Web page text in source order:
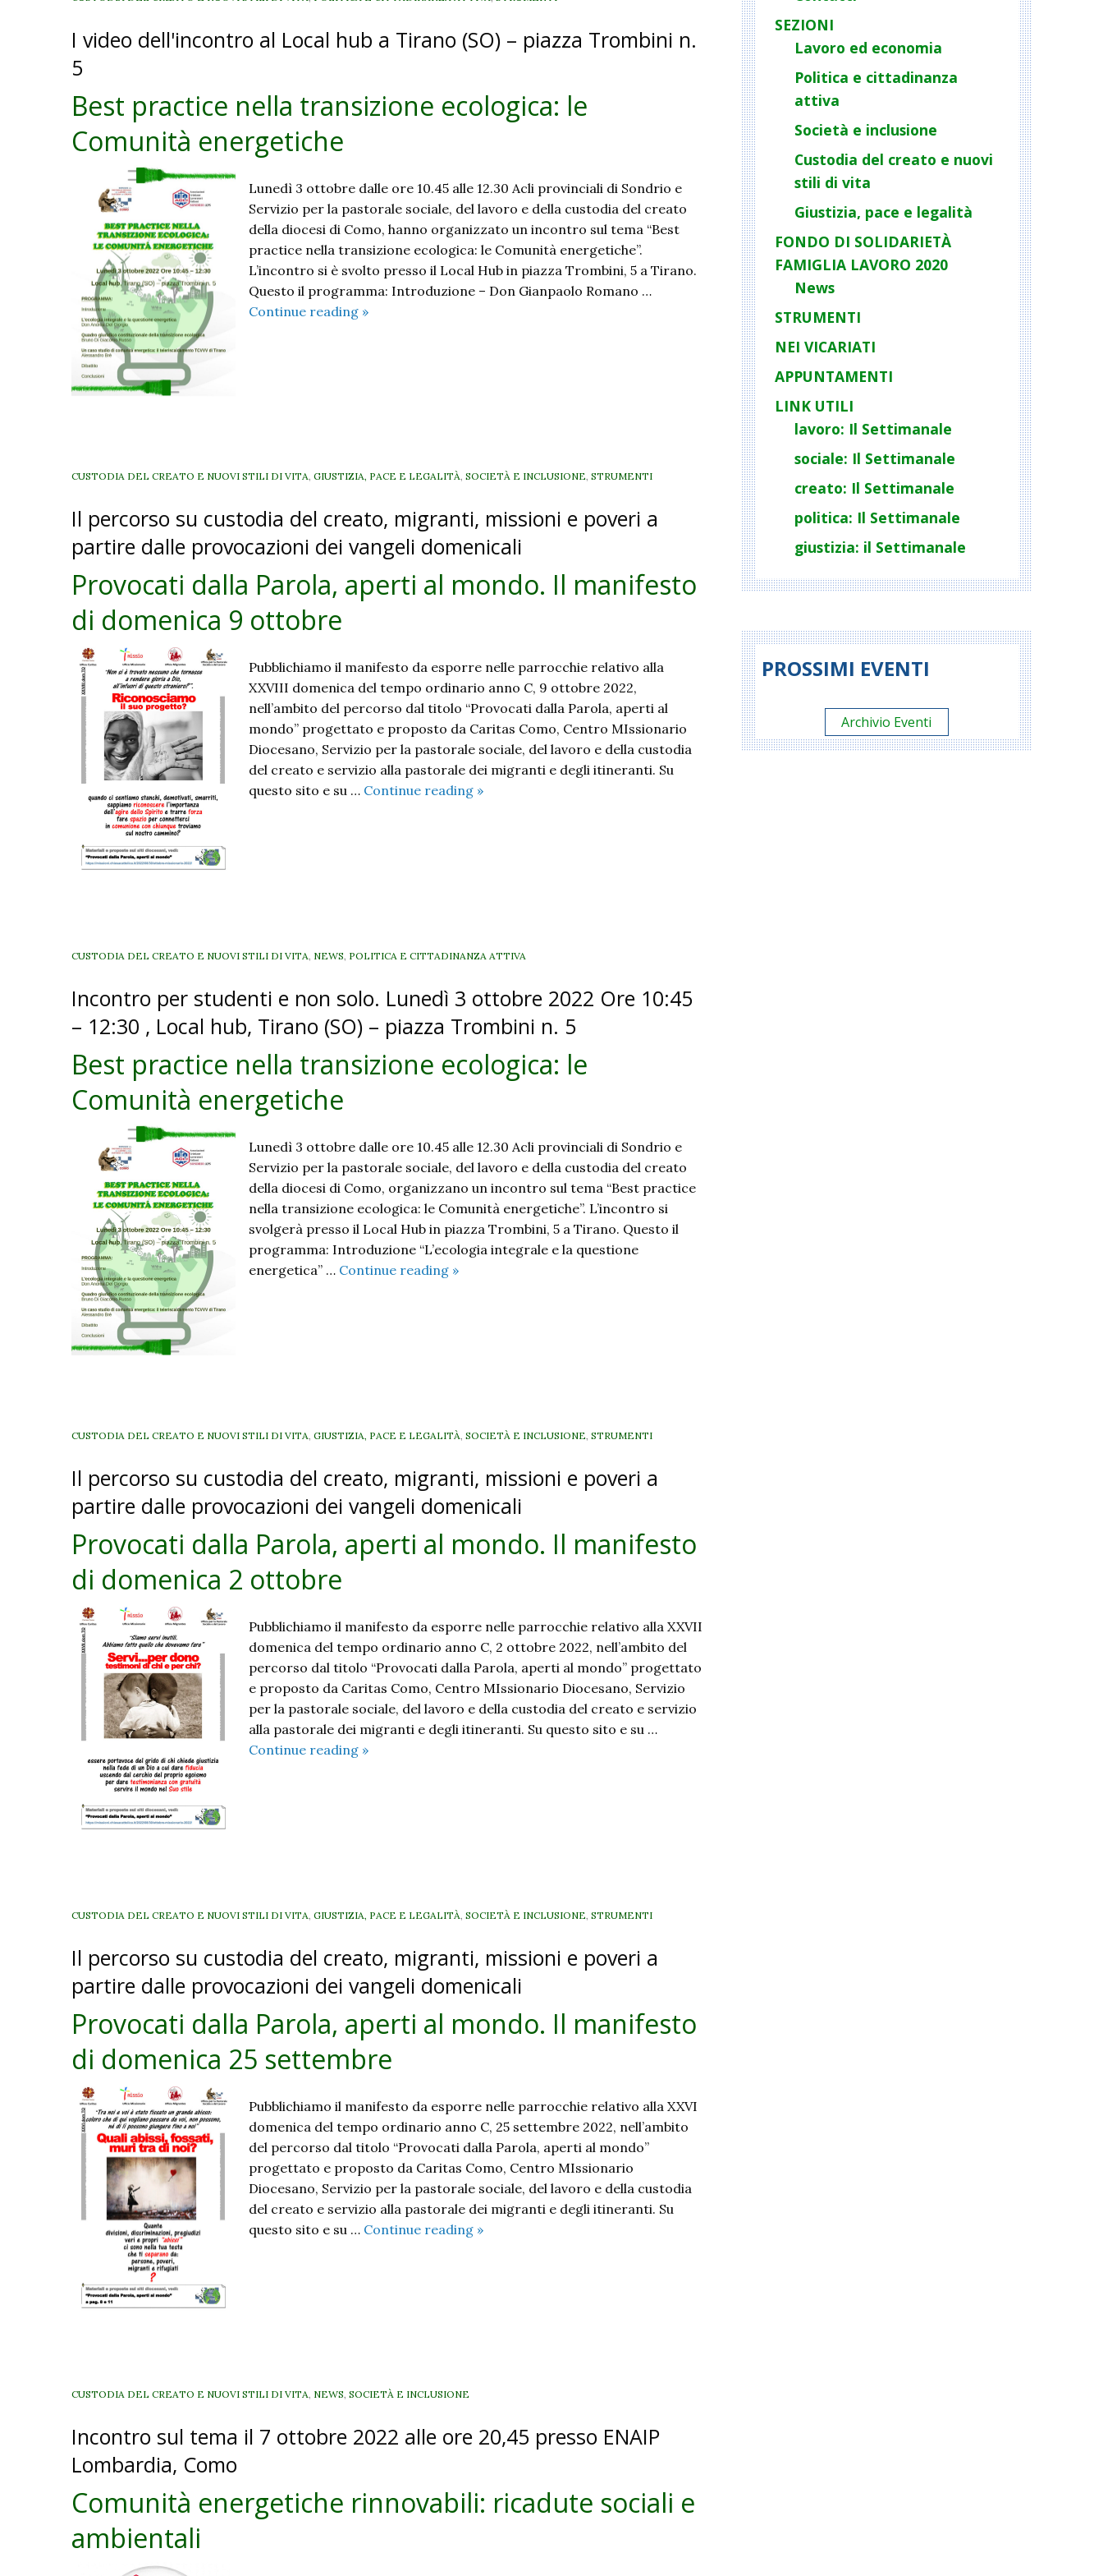
I video dell'incontro al Local hub a Tirano (SO) – piazza Trombini n.
5
Best practice nella transizione ecologica: le
Comunità energetiche
Lunedì 3 ottobre dalle ore 10.45 alle 12.30 Acli provinciali di Sondrio e
Servizio per la pastorale sociale, del lavoro e della custodia del creato
della diocesi di Como, hanno organizzato un incontro sul tema “Best
practice nella transizione ecologica: le Comunità energetiche”.
L’incontro si è svolto presso il Local Hub in piazza Trombini, 5 a Tirano.
Questo il programma: Introduzione – Don Gianpaolo Romano …
Continue reading Best
»
CUSTODIA DEL CREATO E NUOVI STILI DI VITA, GIUSTIZIA, PACE E LEGALITÀ, SOCIETÀ E INCLUSIONE, STRUMENTI
Il percorso su custodia del creato, migranti, missioni e poveri a
partire dalle provocazioni dei vangeli domenicali
Provocati dalla Parola, aperti al mondo. Il manifesto
di domenica 9 ottobre
Pubblichiamo il manifesto da esporre nelle parrocchie relativo alla
XXVIII domenica del tempo ordinario anno C, 9 ottobre 2022,
nell’ambito del percorso dal titolo “Provocati dalla Parola, aperti al
mondo” progettato e proposto da Caritas Como, Centro MIssionario
Diocesano, Servizio per la pastorale sociale, del lavoro e della custodia
del creato e servizio alla pastorale dei migranti e degli itineranti. Su
questo sito e su … Continue reading Provocati
di
9
ottobre
»
CUSTODIA DEL CREATO E NUOVI STILI DI VITA, NEWS, POLITICA E CITTADINANZA ATTIVA
Incontro per studenti e non solo. Lunedì 3 ottobre 2022 Ore 10:45
– 12:30 , Local hub, Tirano (SO) – piazza Trombini n. 5
Best practice nella transizione ecologica: le
Comunità energetiche
Lunedì 3 ottobre dalle ore 10.45 alle 12.30 Acli provinciali di Sondrio e
Servizio per la pastorale sociale, del lavoro e della custodia del creato
della diocesi di Como, organizzano un incontro sul tema “Best practice
nella transizione ecologica: le Comunità energetiche”. L’incontro si
svolgerà presso il Local Hub in piazza Trombini, 5 a Tirano. Questo il
programma: Introduzione “L’ecologia integrale e la questione
energetica” … Continue reading Best
»
CUSTODIA DEL CREATO E NUOVI STILI DI VITA GIUSTIZIA, PACE E LEGALITÀ SOCIETÀ E INCLUSIONE STRUMENTI
Il percorso su custodia del creato, migranti, missioni e poveri a
partire dalle provocazioni dei vangeli domenicali
Provocati dalla Parola, aperti al mondo. Il manifesto
di domenica 2 ottobre
Pubblichiamo il manifesto da esporre nelle parrocchie relativo alla XXVII
domenica del tempo ordinario anno C, 2 ottobre 2022, nell’ambito del
percorso dal titolo “Provocati dalla Parola, aperti al mondo” progettato
e proposto da Caritas Como, Centro MIssionario Diocesano, Servizio
per la pastorale sociale, del lavoro e della custodia del creato e servizio
alla pastorale dei migranti e degli itineranti. Su questo sito e su …
Continue reading Provocati
di
2
ottobre
»
CUSTODIA DEL CREATO E NUOVI STILI DI VITA GIUSTIZIA, PACE E LEGALITÀ SOCIETÀ E INCLUSIONE STRUMENTI
Il percorso su custodia del creato, migranti, missioni e poveri a
partire dalle provocazioni dei vangeli domenicali
Provocati dalla Parola, aperti al mondo. Il manifesto
di domenica 25 settembre
Pubblichiamo il manifesto da esporre nelle parrocchie relativo alla XXVI
domenica del tempo ordinario anno C, 25 settembre 2022, nell’ambito
del percorso dal titolo “Provocati dalla Parola, aperti al mondo”
progettato e proposto da Caritas Como, Centro MIssionario
Diocesano, Servizio per la pastorale sociale, del lavoro e della custodia
del creato e servizio alla pastorale dei migranti e degli itineranti. Su
questo sito e su … Continue reading Provocati
25
settembre
»
CUSTODIA DEL CREATO E NUOVI STILI DI VITA, NEWS, SOCIETÀ E INCLUSIONE
Incontro sul tema il 7 ottobre 2022 alle ore 20,45 presso ENAIP
Lombardia, Como
Comunità energetiche rinnovabili: ricadute sociali e
ambientali
SEZIONI
Lavoro ed economia
Politica e cittadinanza
attiva
Società e inclusione
Custodia del creato e nuovi
stili di vita
Giustizia, pace e legalità
FONDO DI SOLIDARIETÀ
FAMIGLIA LAVORO 2020
News
STRUMENTI
NEI VICARIATI
APPUNTAMENTI
LINK UTILI
lavoro: Il Settimanale
sociale: Il Settimanale
creato: Il Settimanale
politica: Il Settimanale
giustizia: il Settimanale
PROSSIMI EVENTI
Archivio Eventi